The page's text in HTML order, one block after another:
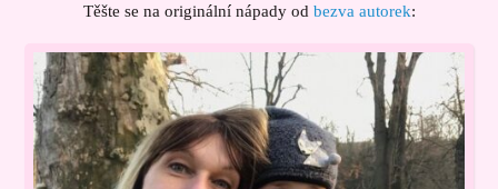
Těšte se na originální nápady od bezva autorek: